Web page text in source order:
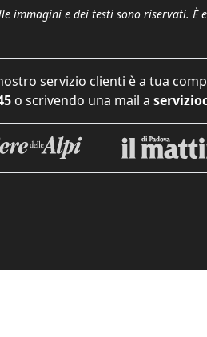
immagini e dei testi sono riservati. È
servizio clienti è a tua
o scrivendo una mail a